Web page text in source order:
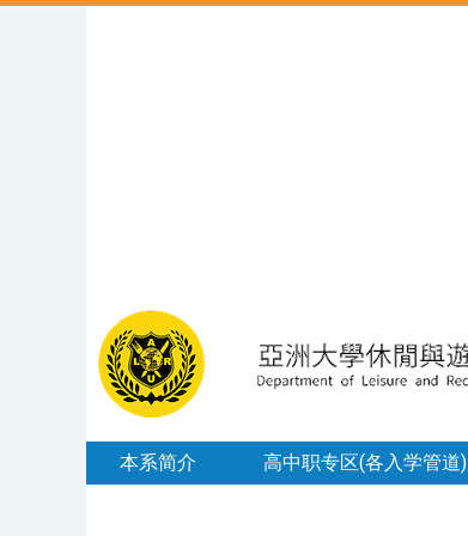
本系简介 高中职专区(各入学管道)